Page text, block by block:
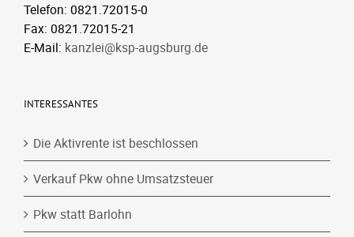
Telefon: 0821.72015-0
Fax: 0821.72015-21
E-Mail: kanzlei@ksp-augsburg.de
INTERESSANTES
Die Aktivrente ist beschlossen
Verkauf Pkw ohne Umsatzsteuer
Pkw statt Barlohn